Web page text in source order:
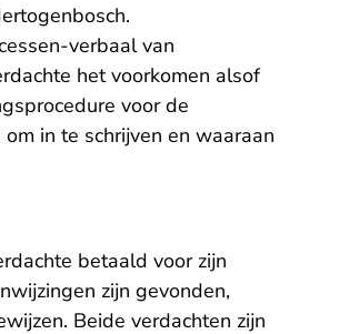
verbaal van
het voorkomen alsof
voor de
in te schrijven en waaraan
betaald voor zijn
zijn gevonden,
Beide verdachten zijn